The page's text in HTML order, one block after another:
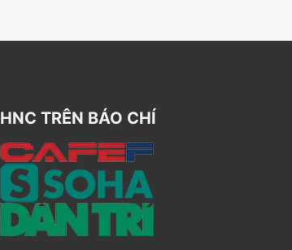
HNC TRÊN BÁO CHÍ